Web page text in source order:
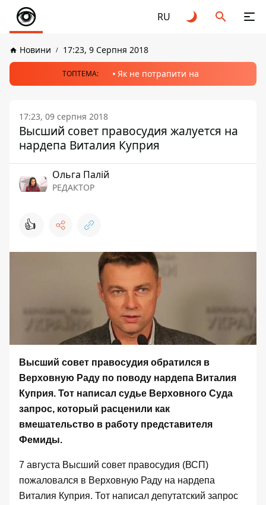
RU
Новини 17:23, 9 Серпня 2018
ТОПТЕМА: Як не потрапити на
17:23, 09 серпня 2018
Высший совет правосудия жалуется на
нардепа Виталия Куприя
Ольга Палій
РЕДАКТОР
👍
Высший совет правосудия обратился в
Верховную Раду по поводу нардепа Виталия
Куприя. Тот написал судье Верховного Суда
запрос, который расценили как
вмешательство в работу представителя
Фемиды.
7 августа Высший совет правосудия (ВСП)
пожаловался в Верховную Раду на нардепа
Виталия Куприя. Тот написал депутатский запрос